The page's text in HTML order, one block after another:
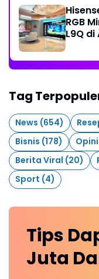
RGB
L9Q
Tag
News (654)
Bisnis (178)
Berita Viral (20)
Sport (4)
Tips
Juta